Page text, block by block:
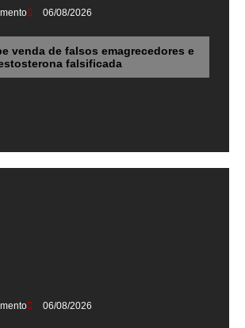
06/08/2026
venda de falsos emagrecedores e
falsificada
06/08/2026